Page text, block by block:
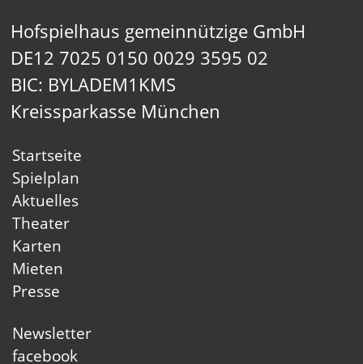
Hofspielhaus gemeinnützige GmbH
DE12 7025 0150 0029 3595 02
BIC: BYLADEM1KMS
Kreissparkasse München
Startseite
Spielplan
Aktuelles
Theater
Karten
Mieten
Presse
Newsletter
facebook